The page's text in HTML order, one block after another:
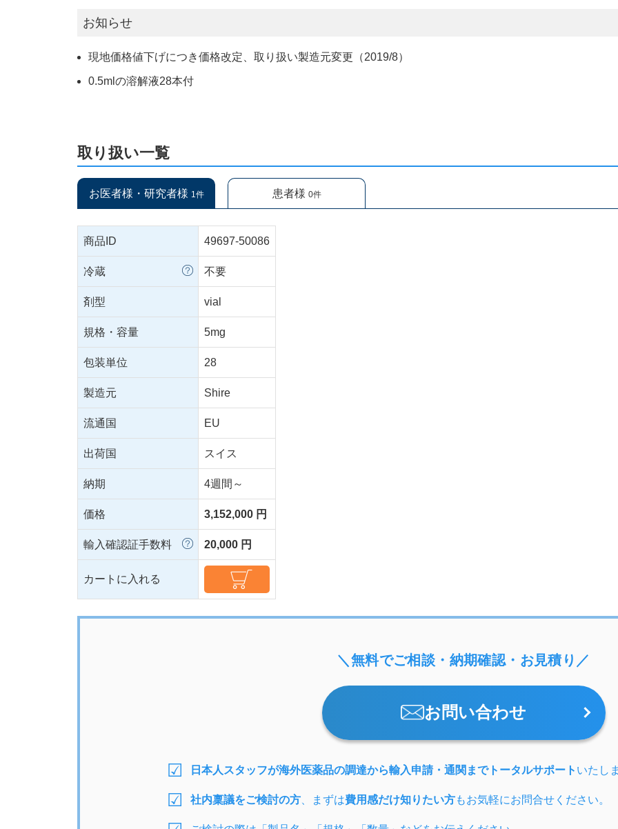
お知らせ
現地価格値下げにつき価格改定、取り扱い製造元変更（2019/8）
0.5mlの溶解液28本付
取り扱い一覧
お医者様・研究者様 1件 患者様 0件
商品ID 49697-50086
冷蔵 不要
剤型 vial
規格・容量 5mg
包装単位 28
製造元 Shire
流通国 EU
出荷国 スイス
納期 4週間～
価格 3,152,000 円
輸入確認証手数料 20,000 円
カートに入れる
＼無料でご相談・納期確認・お見積り／
お問い合わせ
日本人スタッフが海外医薬品の調達から輸入申請・通関までトータルサポート いたし
社内稟議をご検討の方 、まずは費用感だけ知りたい方もお気軽にお問合せください。